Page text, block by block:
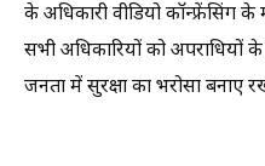
के अधिकारी वीडियो कॉन्फ्रेंसिंग
सभी अधिकारियों को
जनता में सुरक्षा का भरोसा बनाए